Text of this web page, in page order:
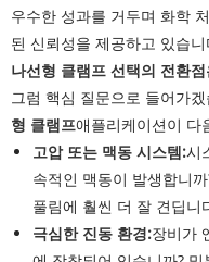
우수한 성과를 거두며 화학
된 신뢰성을 제공하고 있습니
나선형 클램프 선택의 전환
그럼 핵심 질문으로 들어가
형 클램프애플리케이션이 다
고압 또는 맥동 시스템:시
속적인 맥동이 발생합니
풀림에 훨씬 더 잘 견딥니
극심한 진동 환경:장비가